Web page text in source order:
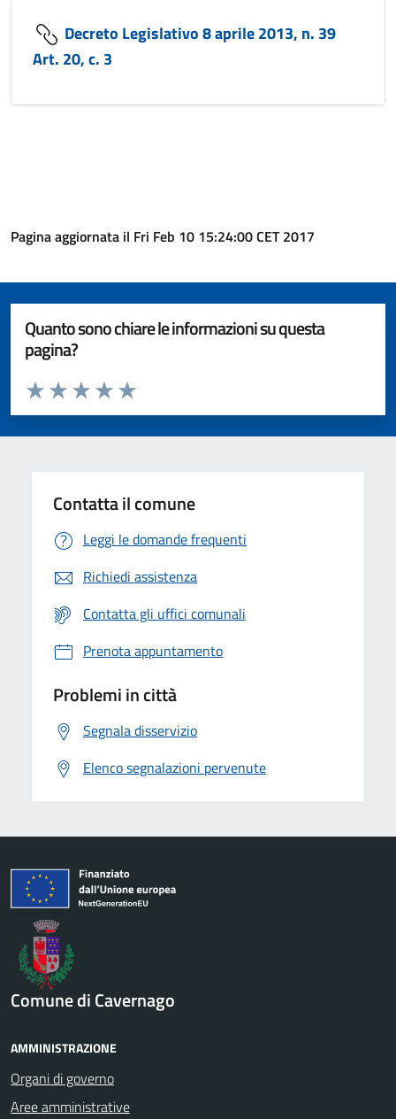
Decreto Legislativo 8 aprile 2013, n. 39
Art. 20, c. 3
Pagina aggiornata il Fri Feb 10 15:24:00 CET 2017
Quanto sono chiare le informazioni su questa
pagina?
Valuta da 1 a 5 stelle la pagina
Valuta 5 stelle su 5
Valuta 4 stelle su 5
Valuta 3 stelle su 5
Valuta 2 stelle su 5
Valuta 1 stelle su 5
Contatta il comune
Leggi le domande frequenti
Richiedi assistenza
Contatta gli uffici comunali
Prenota appuntamento
Problemi in città
Segnala disservizio
Elenco segnalazioni pervenute
Comune di Cavernago
AMMINISTRAZIONE
Organi di governo
Aree amministrative